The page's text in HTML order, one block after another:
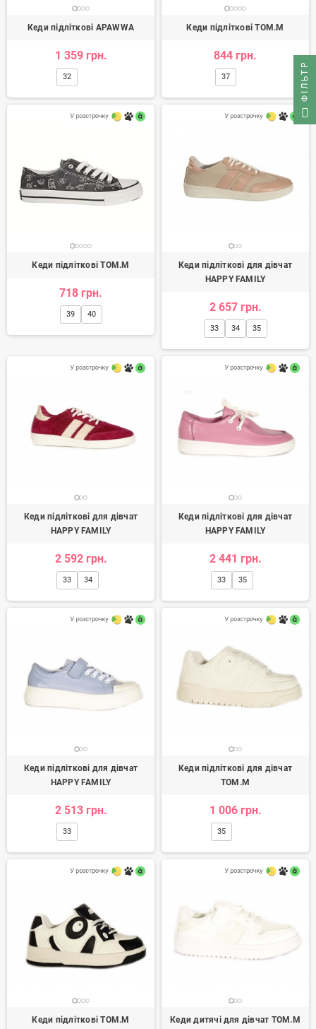
Кеди підліткові APAWWA
1 359 грн.
32
Кеди підліткові TOM.M
844 грн.
37
Кеди підліткові TOM.M
718 грн.
39 40
Кеди підліткові для дівчат
HAPPY FAMILY
2 657 грн.
33 34 35
Кеди підліткові для дівчат
HAPPY FAMILY
2 592 грн.
33 34
Кеди підліткові для дівчат
HAPPY FAMILY
2 441 грн.
33 35
Кеди підліткові для дівчат
HAPPY FAMILY
2 513 грн.
33
Кеди підліткові для дівчат
TOM.M
1 006 грн.
35
Кеди підліткові TOM.M Кеди дитячі для дівчат TOM.M
ФІЛЬТР